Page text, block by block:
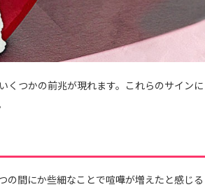
くつかの前兆が現れます。これらのサインに
の間にか些細なことで喧嘩が増えたと感じる